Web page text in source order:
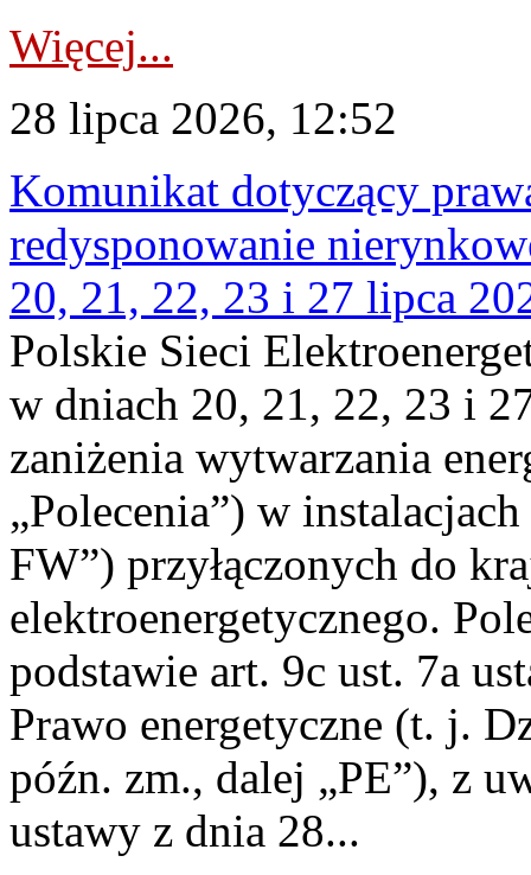
Więcej...
28 lipca 2026, 12:52
Komunikat dotyczący
redysponowanie
20, 21, 22, 23 i 27 lipca
Polskie Sieci
w dniach 20, 21, 22, 23 i
zaniżenia wytwarzania
„Polecenia”) w
FW”) przyłączonych do
elektroenergetycznego.
podstawie art. 9c ust. 7a
Prawo energetyczne (t. j.
późn. zm., dalej „PE”), z
ustawy z dnia 28...